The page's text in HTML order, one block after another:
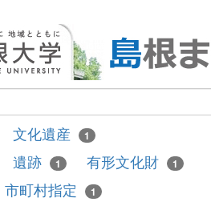
文化遺産 1
遺跡 1 有形文化財 1
市町村指定 1